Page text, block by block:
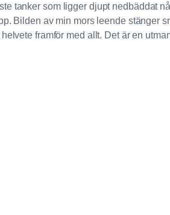
tanker som ligger djupt nedbäddat
Bilden av min mors leende stänger
framför med allt. Det är en